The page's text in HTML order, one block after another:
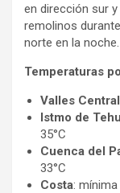
en dirección sur
remolinos
norte en la noche.
Temperaturas
Valles
Istmo de
35°C
Cuenca del
33°C
Costa: mínima